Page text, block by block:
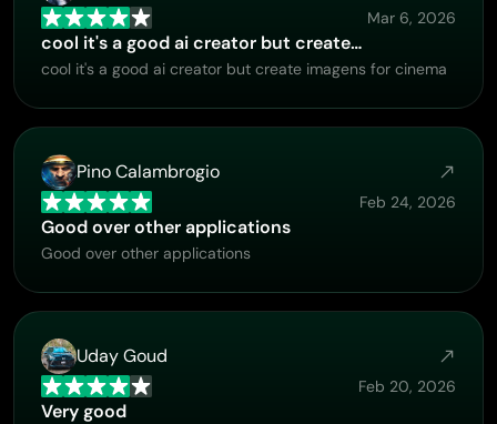
Mar 6, 2026
cool it's a good ai creator but create…
cool it's a good ai creator but create imagens for cinema
Pino Calambrogio
Feb 24, 2026
Good over other applications
Good over other applications
Uday Goud
Feb 20, 2026
Very good